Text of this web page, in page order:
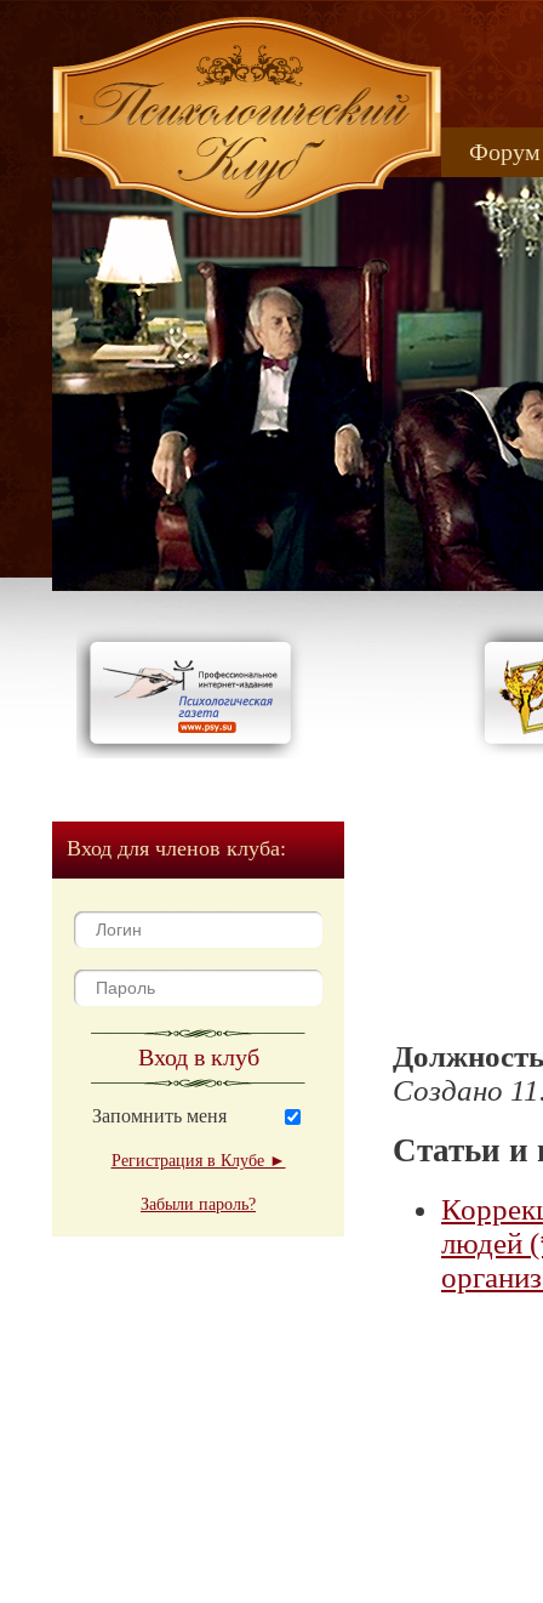
Форум
Вход для членов клуба:
Вход в клуб
Запомнить меня
Регистрация в Клубе ►
Забыли пароль?
Создано
Статьи и
людей